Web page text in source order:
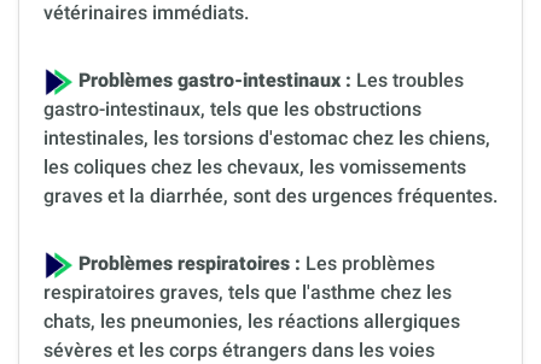
vétérinaires immédiats.
Problèmes gastro-intestinaux : Les troubles
gastro-intestinaux, tels que les obstructions
intestinales, les torsions d'estomac chez les chiens,
les coliques chez les chevaux, les vomissements
graves et la diarrhée, sont des urgences fréquentes.
Problèmes respiratoires : Les problèmes
respiratoires graves, tels que l'asthme chez les
chats, les pneumonies, les réactions allergiques
sévères et les corps étrangers dans les voies